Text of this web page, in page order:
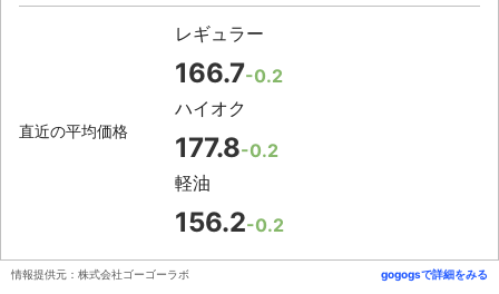
直近の平均価格
レギュラー
166.7-0.2
ハイオク
177.8-0.2
軽油
156.2-0.2
情報提供元：株式会社ゴーゴーラボ gogogsで詳細をみる